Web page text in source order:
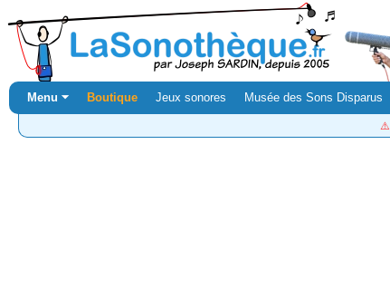
Menu ⏷ Boutique Jeux sonores Musée des Sons Disparus
⚠️